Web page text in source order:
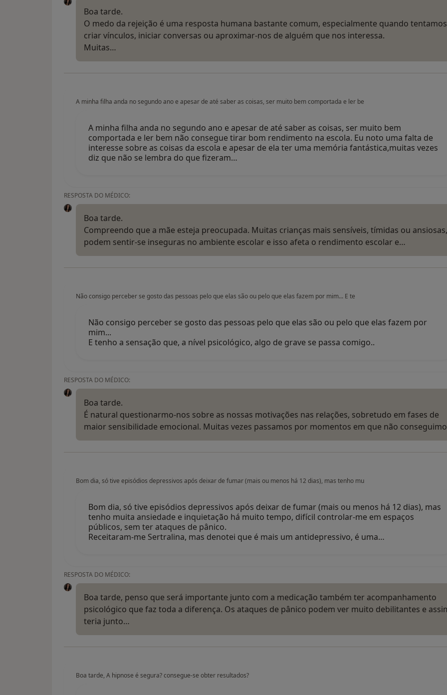
Boa tarde.
O medo da rejeição é uma resposta humana bastante comum, especialmente quando tentamos
criar vínculos, iniciar conversas ou aproximar‑nos de alguém que nos interessa.
Muitas…
A minha filha anda no segundo ano e apesar de até saber as coisas, ser muito bem comportada e ler be
A minha filha anda no segundo ano e apesar de até saber as coisas, ser muito bem
comportada e ler bem não consegue tirar bom rendimento na escola. Eu noto uma falta de
interesse sobre as coisas da escola e apesar de ela ter uma memória fantástica,muitas vezes
diz que não se lembra do que fizeram…
RESPOSTA DO MÉDICO:
Boa tarde.
Compreendo que a mãe esteja preocupada. Muitas crianças mais sensíveis, tímidas ou ansiosas,
podem sentir-se inseguras no ambiente escolar e isso afeta o rendimento escolar e…
Não consigo perceber se gosto das pessoas pelo que elas são ou pelo que elas fazem por mim... E te
Não consigo perceber se gosto das pessoas pelo que elas são ou pelo que elas fazem por
mim...
E tenho a sensação que, a nível psicológico, algo de grave se passa comigo..
RESPOSTA DO MÉDICO:
Boa tarde.
É natural questionarmo-nos sobre as nossas motivações nas relações, sobretudo em fases de
maior sensibilidade emocional. Muitas vezes passamos por momentos em que não
Bom dia, só tive episódios depressivos após deixar de fumar (mais ou menos há 12 dias), mas tenho mu
Bom dia, só tive episódios depressivos após deixar de fumar (mais ou menos há 12 dias), mas
tenho muita ansiedade e inquietação há muito tempo, difícil controlar-me em espaços
públicos, sem ter ataques de pânico.
Receitaram-me Sertralina, mas denotei que é mais um antidepressivo, é uma…
RESPOSTA DO MÉDICO:
Boa tarde, penso que será importante junto com a medicação também ter acompanhamento
psicológico que faz toda a diferença. Os ataques de pânico podem ver muito debilitantes e
teria junto…
Boa tarde, A hipnose é segura? consegue-se obter resultados?